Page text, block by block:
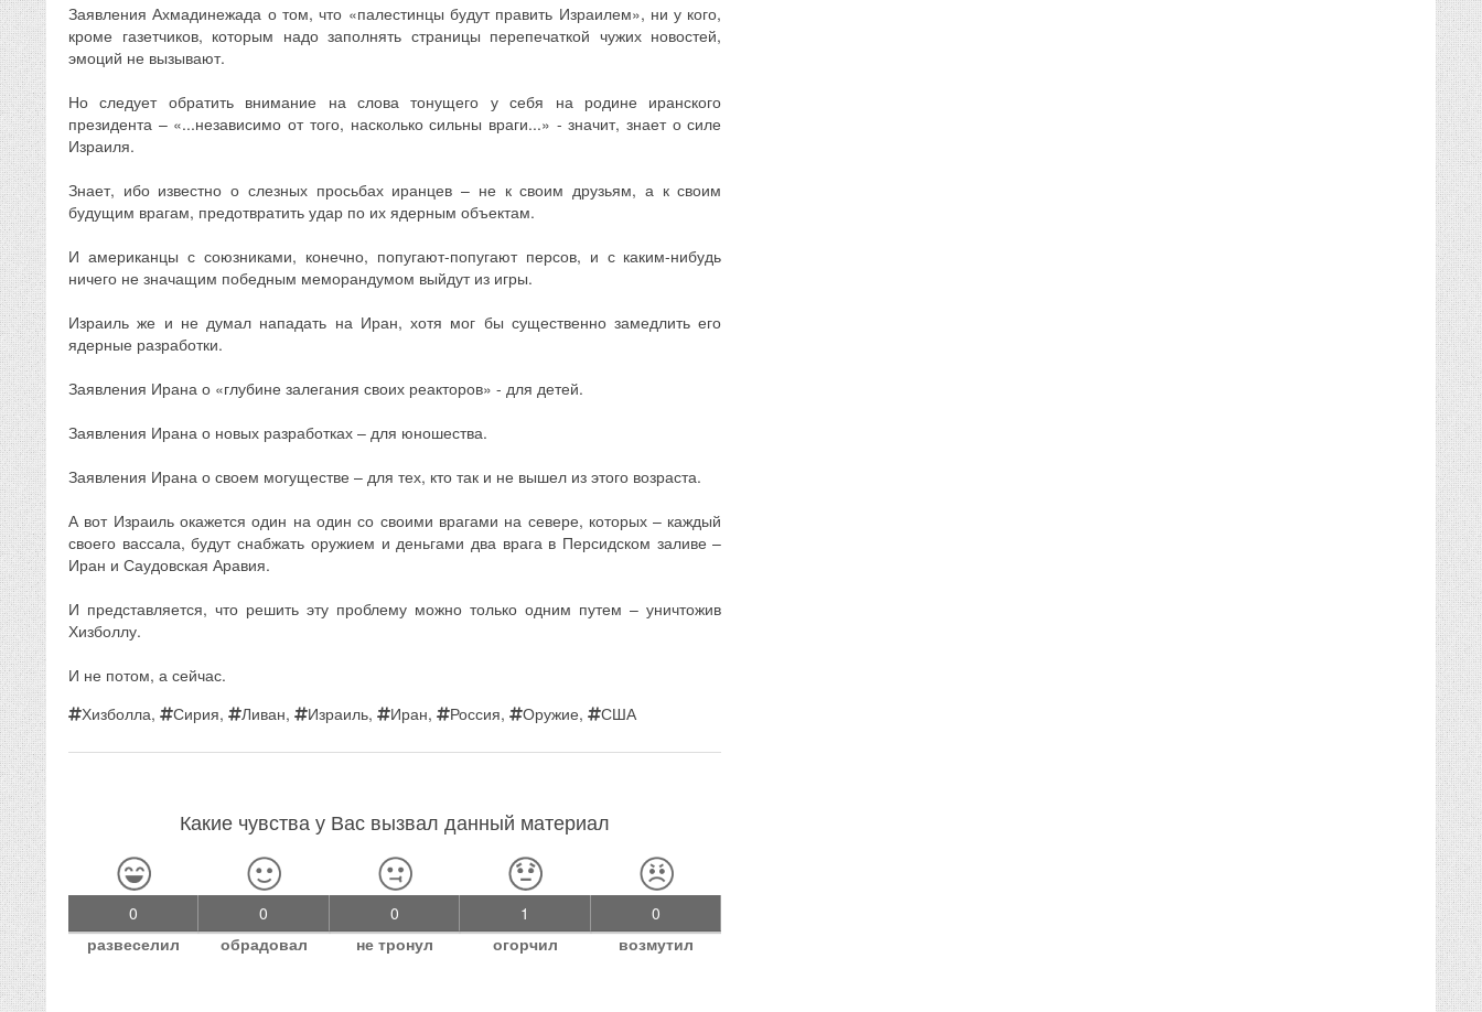
Заявления Ахмадинежада о том, что «палестинцы будут править Израилем», ни у кого,
кроме газетчиков, которым надо заполнять страницы перепечаткой чужих новостей,
эмоций не вызывают.
Но следует обратить внимание на слова тонущего у себя на родине иранского
президента – «...независимо от того, насколько сильны враги...» - значит, знает о силе
Израиля.
Знает, ибо известно о слезных просьбах иранцев – не к своим друзьям, а к своим
будущим врагам, предотвратить удар по их ядерным объектам.
И американцы с союзниками, конечно, попугают-попугают персов, и с каким-нибудь
ничего не значащим победным меморандумом выйдут из игры.
Израиль же и не думал нападать на Иран, хотя мог бы существенно замедлить его
ядерные разработки.
Заявления Ирана о «глубине залегания своих реакторов» - для детей.
Заявления Ирана о новых разработках – для юношества.
Заявления Ирана о своем могуществе – для тех, кто так и не вышел из этого возраста.
А вот Израиль окажется один на один со своими врагами на севере, которых – каждый
своего вассала, будут снабжать оружием и деньгами два врага в Персидском заливе –
Иран и Саудовская Аравия.
И представляется, что решить эту проблему можно только одним путем – уничтожив
Хизболлу.
И не потом, а сейчас.
Хизболла, Сирия, Ливан, Израиль, Иран, Россия, Оружие, США
Какие чувства у Вас вызвал данный материал
0
развеселил
0
обрадовал
0
не тронул
1
огорчил
0
возмутил